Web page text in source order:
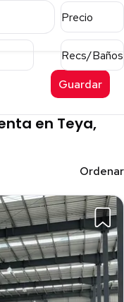
Precio
Recs/Baños
Guardar
en Teya,
Ordenar